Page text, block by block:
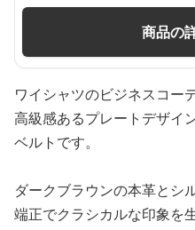
商品の
ワイシャツのビジネスコー
高級感あるプレートデザイ
ベルトです。
ダークブラウンの本革とシ
端正でクラシカルな印象を